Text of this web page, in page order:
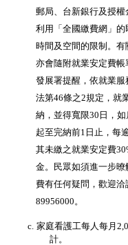
郵局、台新銀行及授
利用「全國繳費網」
時間及空間的限制。
亦會隨附就業安定費帳
發展署提醒，依就業服
法第46條之2規定，就
納，並得寬限30 日，
起至完納前1 日止，每
其未繳之就業安定費
金。民眾如須進一步
費有任何疑問，歡迎
89956000。
c. 家庭看護工每人每月
計。